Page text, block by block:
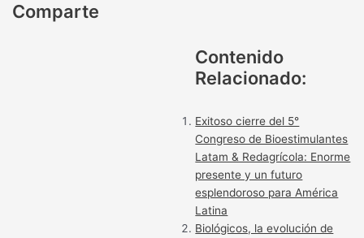
Comparte
Contenido
Relacionado:
Exitoso cierre del 5°
Congreso de Bioestimulantes
Latam & Redagrícola: Enorme
presente y un futuro
esplendoroso para América
Latina
Biológicos, la evolución de